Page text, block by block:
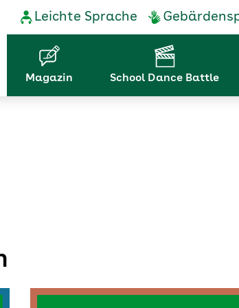
Service-
Leichte Sprache
Hauptnavigation
Magazin School Dance Battle